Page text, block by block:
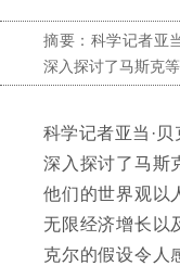
摘要：科学记者亚
深入探讨了马斯克
科学记者亚当·
深入探讨了马斯
他们的世界观以
无限经济增长以
克尔的假设令人